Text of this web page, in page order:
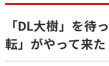
「DL大樹」を待
転」がやって来た